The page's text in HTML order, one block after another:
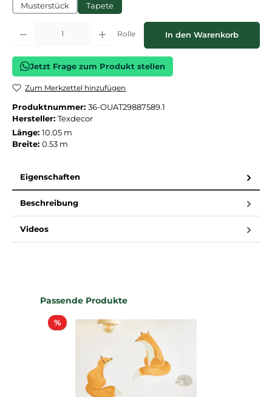
Musterstück Tapete
Produkt Anzahl: Gib den gewünschten Wert ein oder benutze die
Rolle In den Warenkorb
Jetzt Frage zum Produkt stellen
Zum Merkzettel hinzufügen
Produktnummer: 36-OUAT29887589.1
Hersteller: Texdecor
Länge: 10.05 m
Breite: 0.53 m
Eigenschaften
Beschreibung
Videos
Produktgalerie überspringen
Passende Produkte
%Rabatt